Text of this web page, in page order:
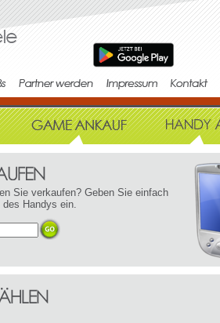
Sie verkaufen? Geben Sie einfach
Handys ein.